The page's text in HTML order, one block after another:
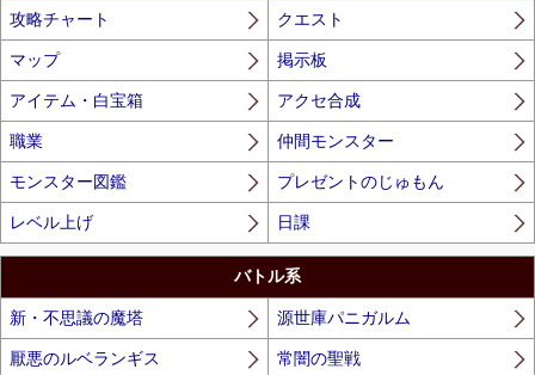
攻略チャート クエスト
マップ 掲示板
アイテム・白宝箱 アクセ合成
職業 仲間モンスター
モンスター図鑑 プレゼントのじゅもん
レベル上げ 日課
バトル系
新・不思議の魔塔 源世庫パニガルム
厭悪のルベランギス 常闇の聖戦